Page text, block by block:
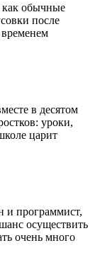
обычные
после
в десятом
уроки,
царит
и программист,
осуществить
очень много